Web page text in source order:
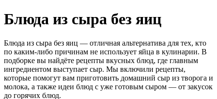
Блюда из сыра без яиц
Блюда из сыра без яиц — отличная альтернатива для тех, кто
по каким-либо причинам не использует яйца в кулинарии. В
подборке вы найдёте рецепты вкусных блюд, где главным
ингредиентом выступает сыр. Мы включили рецепты,
которые помогут вам приготовить домашний сыр из творога и
молока, а также идеи блюд с уже готовым сыром — от закусок
до горячих блюд.